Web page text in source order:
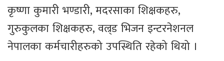
कृष्णा कुमारी भण्डारी, मदरसाका शिक्षकहरु,
गुरुकुलका शिक्षकहरु, वल्र्ड भिजन इन्टरनेशनल
नेपालका कर्मचारीहरुको उपस्थिति रहेको थियो ।